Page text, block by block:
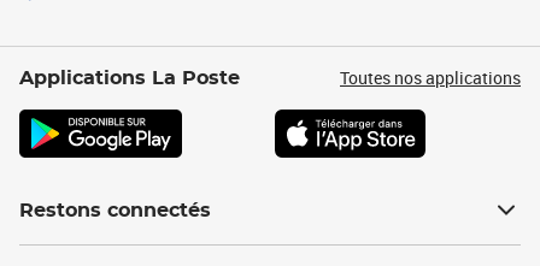
Applications La Poste Toutes nos applications
Restons connectés